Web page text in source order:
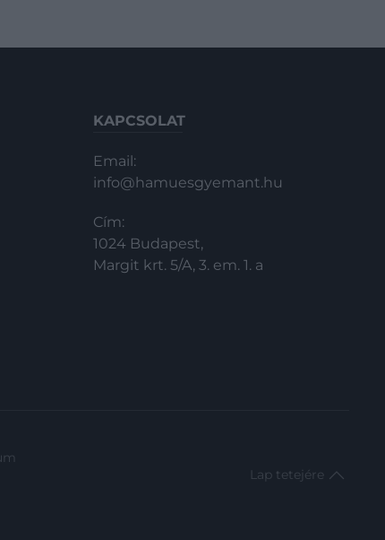
KAPCSOLAT
Email:
info@hamuesgyemant.hu
Cím:
1024 Budapest,
Margit krt. 5/A, 3. em. 1. a
Lap tetejére